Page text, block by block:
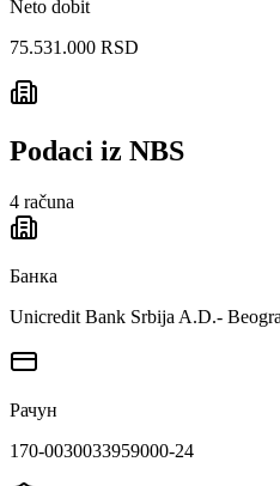
Neto dobit
75.531.000 RSD
Podaci iz NBS
4 računa
Банка
Unicredit Bank Srbija A.D.-
Рачун
170-0030033959000-24